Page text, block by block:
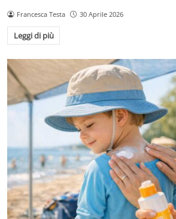
Francesca Testa 30 Aprile 2026
Leggi di più